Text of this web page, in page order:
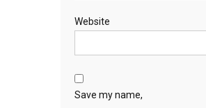
Website
Save my name,